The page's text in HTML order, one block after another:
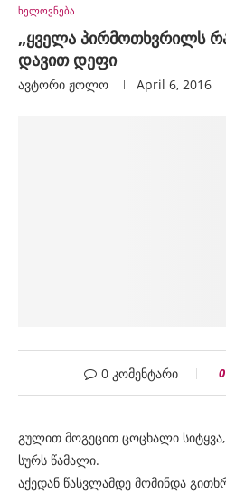
ხელოვნება
„ყველა პირმოთხვრილს
დავით დეფი
ავტორი Ჟოლო April 6, 2016
0 კომენტარი 0
გულით მოგეცით ცოცხალი
სურს წამალი.
აქედან წასვლამდე მომინდა